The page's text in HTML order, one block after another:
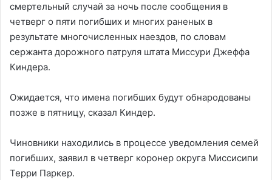
смертельный случай за ночь после сообщения в
четверг о пяти погибших и многих раненых в
результате многочисленных наездов, по словам
сержанта дорожного патруля штата Миссури Джеффа
Киндера.
Ожидается, что имена погибших будут обнародованы
позже в пятницу, сказал Киндер.
Чиновники находились в процессе уведомления семей
погибших, заявил в четверг коронер округа Миссисипи
Терри Паркер.